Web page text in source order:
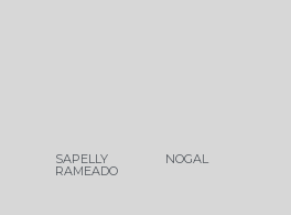
SAPELLY
RAMEADO
NOGAL